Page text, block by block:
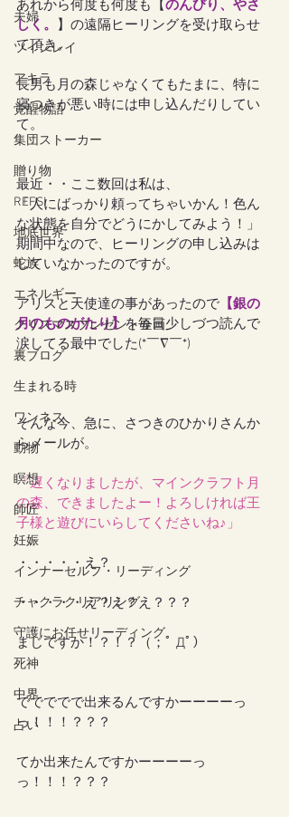
夫婦
ツインレイ
アキラ
覚醒物語
集団ストーカー
贈り物
REFSI
地底世界
蛇族
エネルギー
クリスマスプレゼント企画
裏ブログ
生まれる時
ワンネス
動物
瞑想
師匠
妊娠
インナーセルフ・リーディング
チャクラクリアリング
守護にお任せリーディング
死神
中界
占い
あれから何度も何度も【のんびり、やさ
しく。
】の遠隔ヒーリングを受け取らせ
て頂き。
長男も月の森じゃなくてもたまに、特に
寝つきが悪い時には申し込んだりしてい
て。
最近・・ここ数回は私は、
「人にばっかり頼ってちゃいかん！色ん
な状態を自分でどうにかしてみよう！」
期間中なので、ヒーリングの申し込みは
していなかったのですが。
アリスと天使達の事があったので 【銀の
月のものがたり】を毎日少しづつ読んで
涙してる最中でした(*￣∇￣*)
そんな今、急に、さつきのひかりさんか
らメールが。
「遅くなりましたが、マインクラフト月
の森、できましたよー！よろしければ王
子様と遊びにいらしてくださいね♪」
・・・・・え？
・・・・・え？え？え？？？
まじですか！？！？（；ﾟ Дﾟ）
ででででで出来るんですかーーーーっ
っ！！！？？？
てか出来たんですかーーーーっ
っ！！！？？？